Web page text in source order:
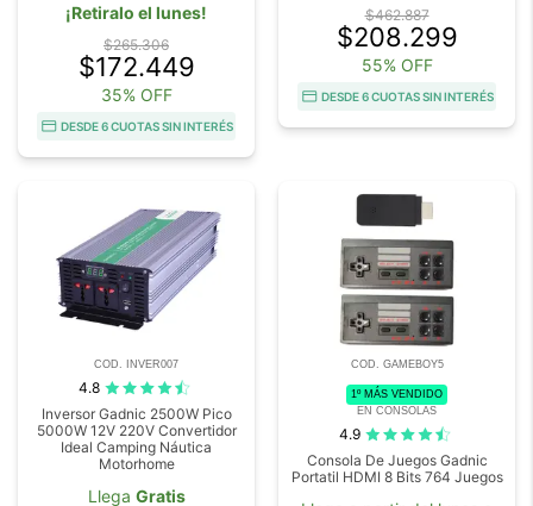
¡Retiralo el lunes!
$265.306
$172.449
35% OFF
DESDE 6 CUOTAS SIN INTERÉS
$462.887
$208.299
55% OFF
DESDE 6 CUOTAS SIN INTERÉS
COD. INVER007
4.8
Inversor Gadnic 2500W Pico
5000W 12V 220V Convertidor
Ideal Camping Náutica
Motorhome
Llega Gratis
COD. GAMEBOY5
1º MÁS VENDIDO
EN CONSOLAS
4.9
Consola De Juegos Gadnic
Portatil HDMI 8 Bits 764 Juegos